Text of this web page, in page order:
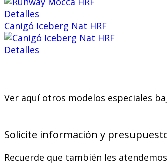
Detalles
Canigó Iceberg Nat HRF
Detalles
Ver aquí otros modelos especiales
Solicite información y
Recuerde que también les